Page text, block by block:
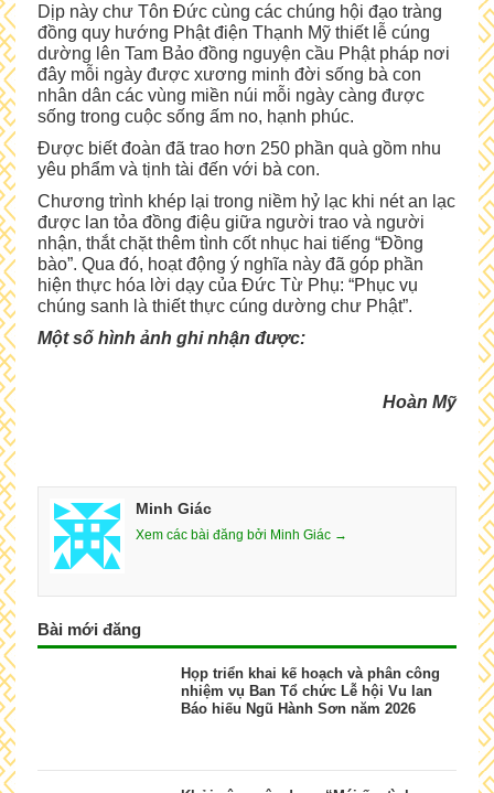
Dịp này chư Tôn Đức cùng các chúng hội đạo tràng
đồng quy hướng Phật điện Thạnh Mỹ thiết lễ cúng
dường lên Tam Bảo đồng nguyện cầu Phật pháp nơi
đây mỗi ngày được xương minh đời sống bà con
nhân dân các vùng miền núi mỗi ngày càng được
sống trong cuộc sống ấm no, hạnh phúc.
Được biết đoàn đã trao hơn 250 phần quà gồm nhu
yêu phẩm và tịnh tài đến với bà con.
Chương trình khép lại trong niềm hỷ lạc khi nét an lạc
được lan tỏa đồng điệu giữa người trao và người
nhận, thắt chặt thêm tình cốt nhục hai tiếng “Đồng
bào”. Qua đó, hoạt động ý nghĩa này đã góp phần
hiện thực hóa lời dạy của Đức Từ Phụ: “Phục vụ
chúng sanh là thiết thực cúng dường chư Phật”.
Một số hình ảnh ghi nhận được:
Hoàn Mỹ
Minh Giác
Xem các bài đăng bởi Minh Giác →
Bài mới đăng
Họp triển khai kế hoạch và phân công
nhiệm vụ Ban Tổ chức Lễ hội Vu lan
Báo hiếu Ngũ Hành Sơn năm 2026